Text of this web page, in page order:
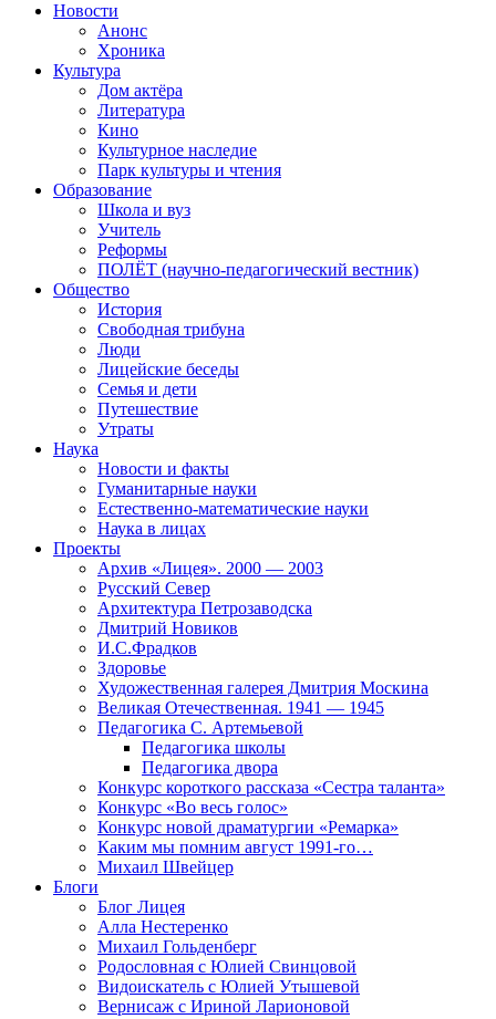
Новости
Анонс
Хроника
Культура
Дом актёра
Литература
Кино
Культурное наследие
Парк культуры и чтения
Образование
Школа и вуз
Учитель
Реформы
ПОЛЁТ (научно-педагогический вестник)
Общество
История
Свободная трибуна
Люди
Лицейские беседы
Семья и дети
Путешествие
Утраты
Наука
Новости и факты
Гуманитарные науки
Естественно-математические науки
Наука в лицах
Проекты
Архив «Лицея». 2000 — 2003
Русский Север
Архитектура Петрозаводска
Дмитрий Новиков
И.С.Фрадков
Здоровье
Художественная галерея Дмитрия Москина
Великая Отечественная. 1941 — 1945
Педагогика С. Артемьевой
Педагогика школы
Педагогика двора
Конкурс короткого рассказа «Сестра таланта»
Конкурс «Во весь голос»
Конкурс новой драматургии «Ремарка»
Каким мы помним август 1991-го…
Михаил Швейцер
Блоги
Блог Лицея
Алла Нестеренко
Михаил Гольденберг
Родословная с Юлией Свинцовой
Видоискатель с Юлией Утышевой
Вернисаж с Ириной Ларионовой